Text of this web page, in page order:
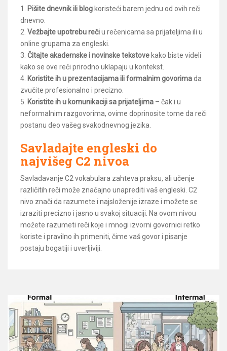
1. Pišite dnevnik ili blogkoristeći barem jednu od ovih reči
dnevno.
2. Vežbajte upotrebu rečiu rečenicama sa prijateljima ili u
online grupama za engleski.
3. Čitajte akademske i novinske tekstovekako biste videli
kako se ove reči prirodno uklapaju u kontekst.
4. Koristite ih u prezentacijama ili formalnim govorimada
zvučite profesionalno i precizno.
5. Koristite ih u komunikaciji sa prijateljima – čak i u
neformalnim razgovorima, ovime doprinosite tome da reči
postanu deo vašeg svakodnevnog jezika.
Savladajte engleski do
najvišeg C2 nivoa
Savladavanje C2 vokabulara zahteva praksu, ali učenje
različitih reči može značajno unaprediti vaš engleski. C2
nivo znači da razumete i najsloženije izraze i možete se
izraziti precizno i jasno u svakoj situaciji. Na ovom nivou
možete razumeti reči koje i mnogi izvorni govornici retko
koriste i pravilno ih primeniti, čime vaš govor i pisanje
postaju bogatiji i uverljiviji.